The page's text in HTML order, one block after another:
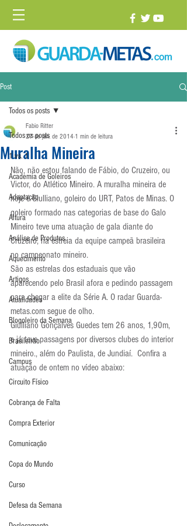
Post
Todos os posts
1 vs. 1
Academia de Goleiros
Adaptação
Altura
Análise de Produtos
Aquecimento
Artigos
Atualidades
Blogoleiro da Semana
Brasileirão
Campus
Circuito Físico
Cobrança de Falta
Compra Exterior
Comunicação
Copa do Mundo
Curso
Defesa da Semana
Todos os posts
Muralha Mineira
Fabio Ritter
27 de jan. de 2014 1 min de leitura
Não, não estou falando de Fábio, do Cruzeiro, ou
Victor, do Atlético Mineiro. A muralha mineira de
hoje é Giulliano, goleiro do URT, Patos de Minas. O
goleiro formado nas categorias de base do Galo
Mineiro teve uma atuação de gala diante do
Cruzeiro, na estreia da equipe campeã brasileira
no campeonato mineiro.
São as estrelas dos estaduais que vão
aparecendo pelo Brasil afora e pedindo passagem
para chegar a elite da Série A. O radar Guarda-
metas.com segue de olho.
Giulliano Gonçalves Guedes tem 26 anos, 1,90m,
e já teve passagens por diversos clubes do interior
mineiro., além do Paulista, de Jundiaí.  Confira a
atuação de ontem no vídeo abaixo: